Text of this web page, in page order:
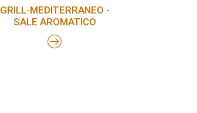
GRILL-MEDITERRANEO -
SALE AROMATICO